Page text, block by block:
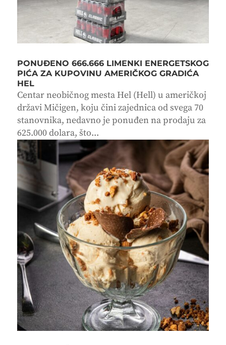
PONUĐENO 666.666 LIMENKI ENERGETSKOG
PIĆA ZA KUPOVINU AMERIČKOG GRADIĆA
HEL
Centar neobičnog mesta Hel (Hell) u američkoj
državi Mičigen, koju čini zajednica od svega 70
stanovnika, nedavno je ponuđen na prodaju za
625.000 dolara, što...